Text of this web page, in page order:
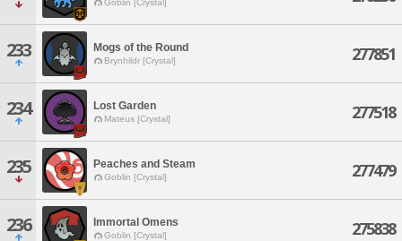
Goblin [Crystal]
233 Mogs of the Round
Brynhildr [Crystal] 277851
234 Lost Garden
Mateus [Crystal] 277518
235 Peaches and Steam
Goblin [Crystal] 277479
236 Immortal Omens
Goblin [Crystal] 275838